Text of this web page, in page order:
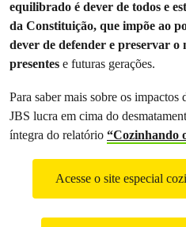
equilibrado é dever de todos e
da Constituição, que impõe ao
dever de defender e preservar o
presentes e futuras gerações.
Para saber mais sobre os
JBS lucra em cima do
íntegra do relatório “Cozinhando
Acesse o site especial